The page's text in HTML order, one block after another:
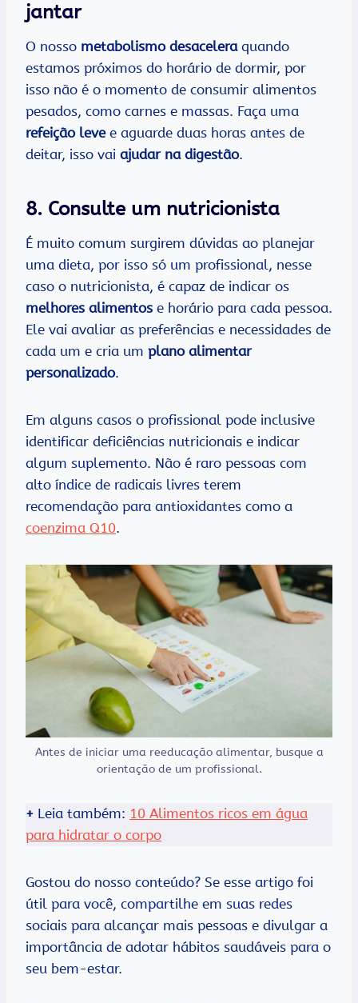
jantar
O nosso metabolismo desaceleraquando
estamos próximos do horário de dormir, por
isso não é o momento de consumir alimentos
pesados, como carnes e massas. Faça uma
refeição levee aguarde duas horas antes de
deitar, isso vai ajudar na digestão.
8. Consulte um nutricionista
É muito comum surgirem dúvidas ao planejar
uma dieta, por isso só um profissional, nesse
caso o nutricionista, é capaz de indicar os
melhores alimentos e horário para cada pessoa.
Ele vai avaliar as preferências e necessidades de
cada um e cria um plano alimentar
personalizado.
Em alguns casos o profissional pode inclusive
identificar deficiências nutricionais e indicar
algum suplemento. Não é raro pessoas com
alto índice de radicais livres terem
recomendação para antioxidantes como a
coenzima Q10.
Antes de iniciar uma reeducação alimentar, busque a
orientação de um profissional.
+ Leia também: 10 Alimentos ricos em água
para hidratar o corpo
Gostou do nosso conteúdo? Se esse artigo foi
útil para você, compartilhe em suas redes
sociais para alcançar mais pessoas e divulgar a
importância de adotar hábitos saudáveis para o
seu bem-estar.